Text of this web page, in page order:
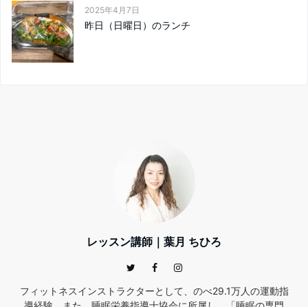
2025年4月7日
昨日（日曜日）のランチ
レッスン講師｜葉月 ちひろ
フィットネスインストラクターとして、のべ29.1万人の運動指